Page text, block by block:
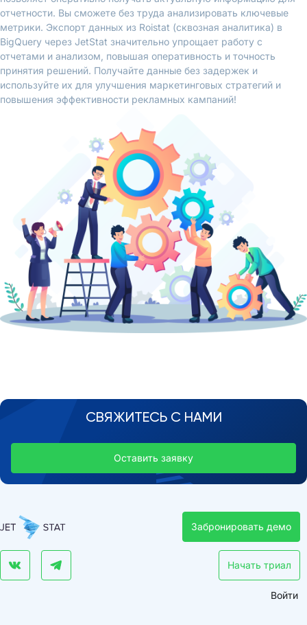
отчетности. Вы сможете без труда анализировать ключевые
метрики. Экспорт данных из Roistat (сквозная аналитика) в
BigQuery через JetStat значительно упрощает работу с
отчетами и анализом, повышая оперативность и точность
принятия решений. Получайте данные без задержек и
используйте их для улучшения маркетинговых стратегий и
повышения эффективности рекламных кампаний!
СВЯЖИТЕСЬ С НАМИ
Оставить заявку
Забронировать демо
Начать триал
Войти